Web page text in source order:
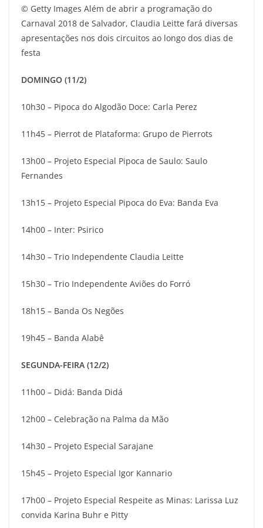
© Getty Images Além de abrir a programação do
Carnaval 2018 de Salvador, Claudia Leitte fará diversas
apresentações nos dois circuitos ao longo dos dias de
festa
DOMINGO (11/2)
10h30 – Pipoca do Algodão Doce: Carla Perez
11h45 – Pierrot de Plataforma: Grupo de Pierrots
13h00 – Projeto Especial Pipoca de Saulo: Saulo
Fernandes
13h15 – Projeto Especial Pipoca do Eva: Banda Eva
14h00 – Inter: Psirico
14h30 – Trio Independente Claudia Leitte
15h30 – Trio Independente Aviões do Forró
18h15 – Banda Os Negões
19h45 – Banda Alabê
SEGUNDA-FEIRA (12/2)
11h00 – Didá: Banda Didá
12h00 – Celebração na Palma da Mão
14h30 – Projeto Especial Sarajane
15h45 – Projeto Especial Igor Kannario
17h00 – Projeto Especial Respeite as Minas: Larissa Luz
convida Karina Buhr e Pitty